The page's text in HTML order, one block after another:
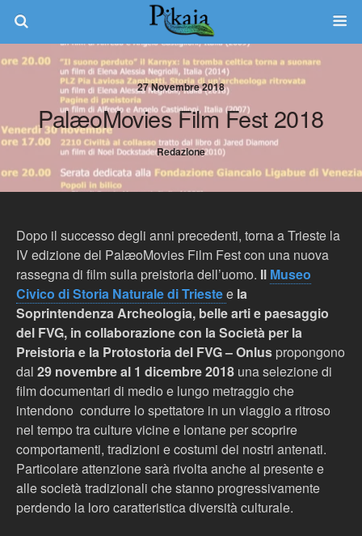
27 Novembre 2018
PalæoMovies Film Fest 2018
Redazione
Dopo il successo degli anni precedenti, torna a Trieste la
IV edizione del PalæoMovies Film Fest con una nuova
rassegna di film sulla preistoria dell’uomo. Il Museo
Civico di Storia Naturale di Triestee la
Soprintendenza Archeologia, belle arti e paesaggio
del FVG, in collaborazione con la Società per la
Preistoria e la Protostoria del FVG – Onlus propongono
dal 29 novembre al 1 dicembre 2018 una selezione di
film documentari di medio e lungo metraggio che
intendono condurre lo spettatore in un viaggio a ritroso
nel tempo tra culture vicine e lontane per scoprire
comportamenti, tradizioni e costumi dei nostri antenati.
Particolare attenzione sarà rivolta anche al presente e
alle società tradizionali che stanno progressivamente
perdendo la loro caratteristica diversità culturale.